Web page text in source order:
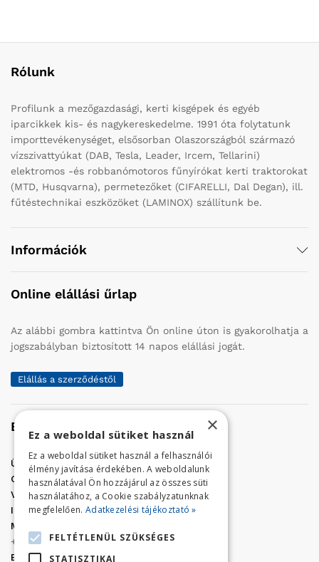
Rólunk
Profilunk a mezőgazdasági, kerti kisgépek és egyéb
iparcikkek kis- és nagykereskedelme. 1991 óta folytatunk
importtevékenységet, elsősorban Olaszországból származó
vízszivattyúkat (DAB, Tesla, Leader, Ircem, Tellarini)
elektromos -és robbanómotoros fűnyírókat kerti traktorokat
(MTD, Husqvarna), permetezőket (CIFARELLI, Dal Degan), ill.
fűtéstechnikai eszközöket (LAMINOX) szállítunk be.
Információk
Online elállási űrlap
Az alábbi gombra kattintva Ön online úton is gyakorolhatja a
jogszabályban biztosított 14 napos elállási jogát.
Elállás a szerződéstől
Elérhetőség
Üzletünk címe:
Szolnok, Vércse út 17.
Golf Center Áruház:06 (56) 423-324
VÁR-Kert Áruház: 06 (56) 429-771
Iroda:06 (56) 421-857
Megrendelés, termék információ:
+36 (70) 938-3356
E-mail:
golfaruhaz@gmail.com
×
Ez a weboldal sütiket használ
Ez a weboldal sütiket használ a felhasználói
élmény javítása érdekében. A weboldalunk
használatával Ön hozzájárul az összes süti
használatához, a Cookie szabályzatunknak
megfelelően. Adatkezelési tájékoztató »
FELTÉTLENÜL SZÜKSÉGES
STATISZTIKAI